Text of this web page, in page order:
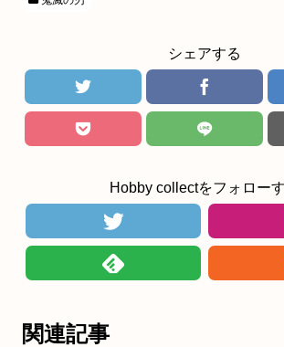
シェアする
Hobby collectをフォロー
関連記事